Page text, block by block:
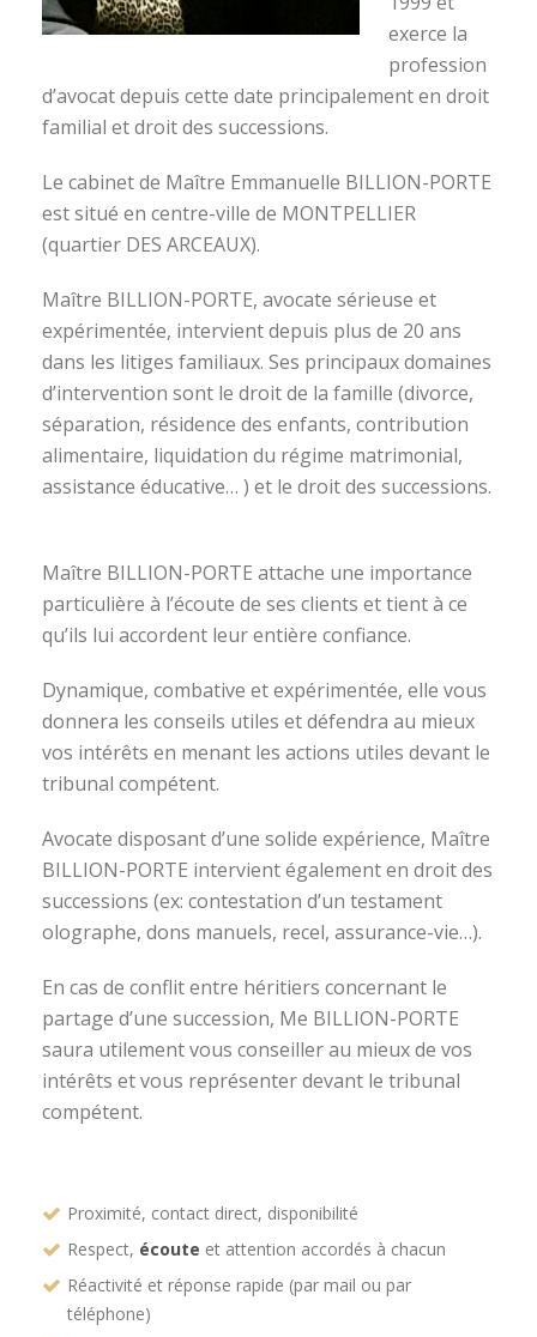
exerce la
profession
d’avocat depuis cette date principalement en droit
familial et droit des successions.
Le cabinet de Maître Emmanuelle BILLION-PORTE
est situé en centre-ville de MONTPELLIER
(quartier DES ARCEAUX).
Maître BILLION-PORTE, avocate sérieuse et
expérimentée, intervient depuis plus de 20 ans
dans les litiges familiaux. Ses principaux domaines
d’intervention sont le droit de la famille (divorce,
séparation, résidence des enfants, contribution
alimentaire, liquidation du régime matrimonial,
assistance éducative… ) et le droit des successions.
Maître BILLION-PORTE attache une importance
particulière à l’écoute de ses clients et tient à ce
qu’ils lui accordent leur entière confiance.
Dynamique, combative et expérimentée, elle vous
donnera les conseils utiles et défendra au mieux
vos intérêts en menant les actions utiles devant le
tribunal compétent.
Avocate disposant d’une solide expérience, Maître
BILLION-PORTE intervient également en droit des
successions (ex: contestation d’un testament
olographe, dons manuels, recel, assurance-vie…).
En cas de conflit entre héritiers concernant le
partage d’une succession, Me BILLION-PORTE
saura utilement vous conseiller au mieux de vos
intérêts et vous représenter devant le tribunal
compétent.
Proximité, contact direct, disponibilité
Respect, écoute et attention accordés à chacun
Réactivité et réponse rapide (par mail ou par
téléphone)